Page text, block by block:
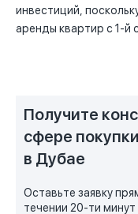
инвестиций,
аренды квартир с 1-й
Получите
сфере
в Дубае
Оставьте заявку
течении 20-ти минут